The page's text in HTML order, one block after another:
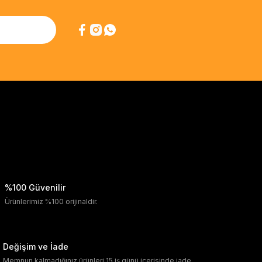
%100 Güvenilir
Ürünlerimiz %100 orijinaldir.
Değişim ve İade
Memnun kalmadığınız ürünleri 15 iş günü içerisinde iade